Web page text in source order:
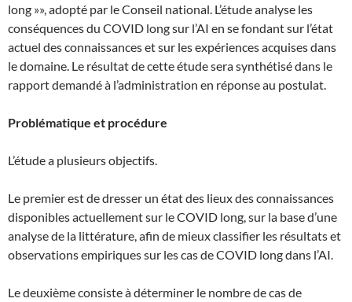
long »», adopté par le Conseil national. L’étude analyse les
conséquences du COVID long sur l’AI en se fondant sur l’état
actuel des connaissances et sur les expériences acquises dans
le domaine. Le résultat de cette étude sera synthétisé dans le
rapport demandé à l’administration en réponse au postulat.
Problématique et procédure
L’étude a plusieurs objectifs.
Le premier est de dresser un état des lieux des connaissances
disponibles actuellement sur le COVID long, sur la base d’une
analyse de la littérature, afin de mieux classifier les résultats et
observations empiriques sur les cas de COVID long dans l’AI.
Le deuxième consiste à déterminer le nombre de cas de